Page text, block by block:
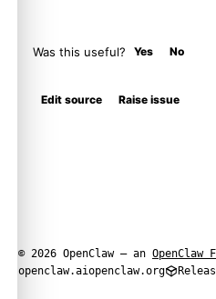
Was this useful? Yes No
Edit source Raise issue
© 2026 OpenClaw — an OpenClaw
openclaw.aiopenclaw.org